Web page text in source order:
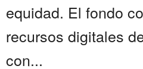
equidad. El fondo
recursos digitales
con...